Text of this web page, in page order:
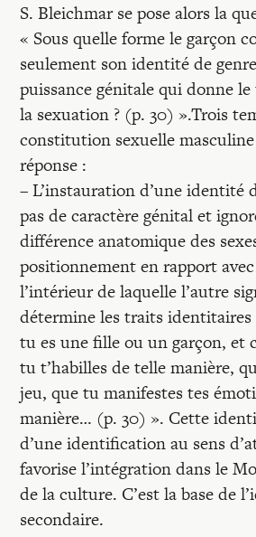
S. Bleichmar se pose alors la
« Sous quelle forme le garçon
seulement son identité de
puissance génitale qui donne
la sexuation ? (p. 30) ».Trois
constitution sexuelle
réponse :
– L’instauration d’une identité
pas de caractère génital et
différence anatomique des
positionnement en rapport
l’intérieur de laquelle l’autre
détermine les traits identitaires
tu es une fille ou un garçon, et
tu t’habilles de telle manière,
jeu, que tu manifestes tes
manière… (p. 30) ». Cette
d’une identification au sens
favorise l’intégration dans le
de la culture. C’est la base de
secondaire.